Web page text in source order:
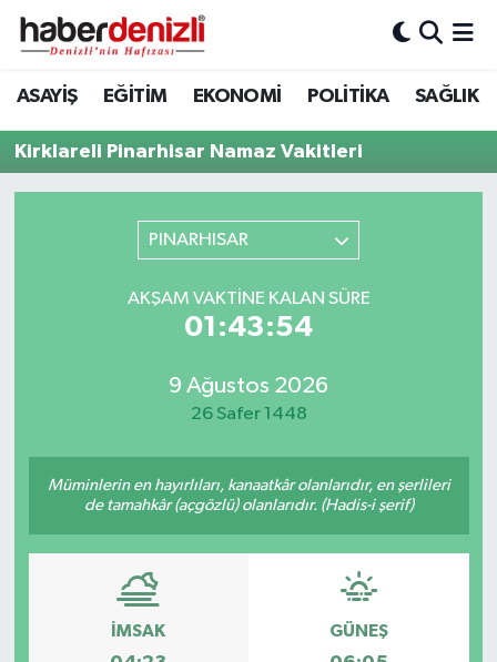
ASAYİŞ EĞİTİM EKONOMİ POLİTİKA SAĞLIK
Kirklareli Pinarhisar Namaz Vakitleri
PINARHISAR
AKŞAM VAKTINE KALAN SÜRE
01:43:54
9 Ağustos 2026
26 Safer 1448
Müminlerin en hayırlıları, kanaatkâr olanlarıdır, en şerlileri
de tamahkâr (açgözlü) olanlarıdır. (Hadis-i şerif)
İMSAK GÜNEŞ
Denizli Nöbetçi Eczaneler
Denizli Hava Durumu
Denizli Trafik Yoğunluk Haritası
Tüm Manşetler